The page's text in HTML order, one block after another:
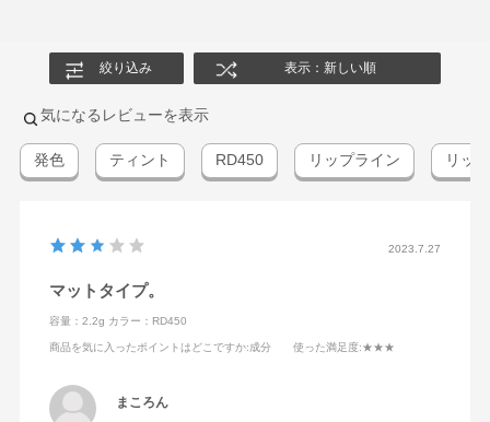
絞り込み 表示：新しい順
気になるレビューを表示
発色 ティント RD450 リップライン リッ
2023.7.27
マットタイプ。
容量：2.2g カラー：RD450
商品を気に入ったポイントはどこですか:成分 使った満足度:★★★
まころん